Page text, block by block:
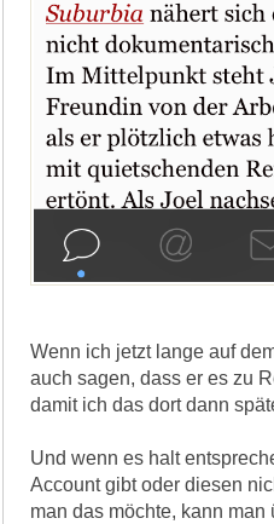
Wenn ich jetzt lange auf
auch sagen, dass er es zu
damit ich das dort dann
Und wenn es halt
Account gibt oder diesen
man das möchte, kann